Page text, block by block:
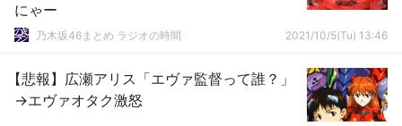
にゃー
乃木坂46まとめ ラジオの時間 2021/10/5(Tu) 13:46
【悲報】広瀬アリス「エヴァ監督って誰？」
→エヴァオタク激怒